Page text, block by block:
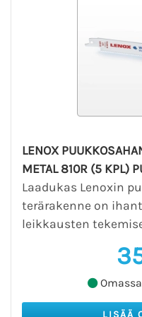
LENOX
METAL 810R (5 KPL)
Laadukas Lenoxin
terärakenne on
leikkausten